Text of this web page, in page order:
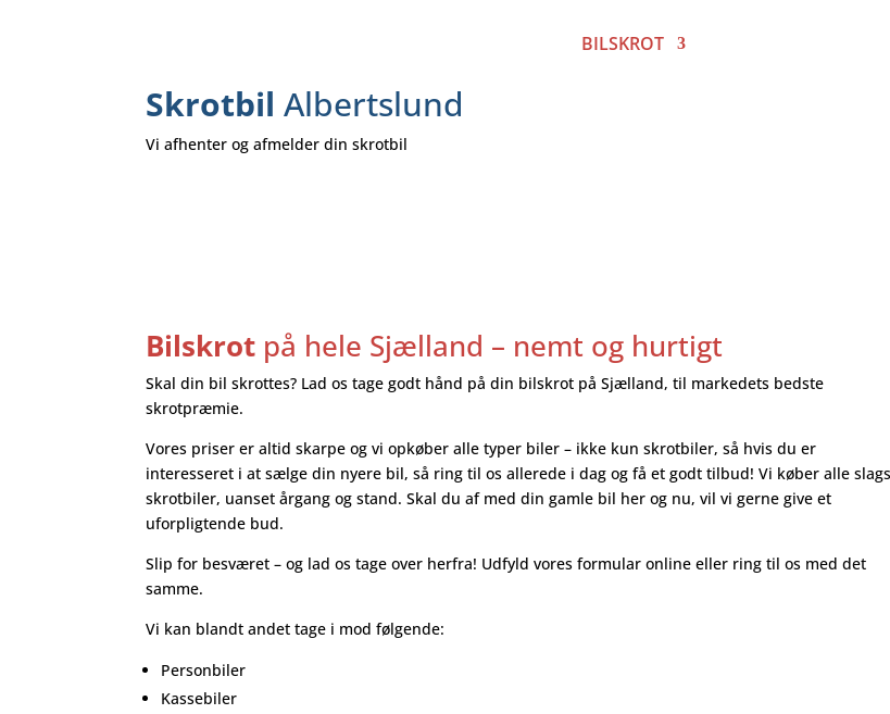
BILSKROT
Skrotbil Albertslund
Vi afhenter og afmelder din skrotbil
Bilskrot på hele Sjælland – nemt og hurtigt
Skal din bil skrottes? Lad os tage godt hånd på din bilskrot på Sjælland, til markedets bedste
skrotpræmie.
Vores priser er altid skarpe og vi opkøber alle typer biler – ikke kun skrotbiler, så hvis du er
interesseret i at sælge din nyere bil, så ring til os allerede i dag og få et godt tilbud! Vi køber alle slags
skrotbiler, uanset årgang og stand. Skal du af med din gamle bil her og nu, vil vi gerne give et
uforpligtende bud.
Slip for besværet – og lad os tage over herfra! Udfyld vores formular online eller ring til os med det
samme.
Vi kan blandt andet tage i mod følgende:
Personbiler
Kassebiler